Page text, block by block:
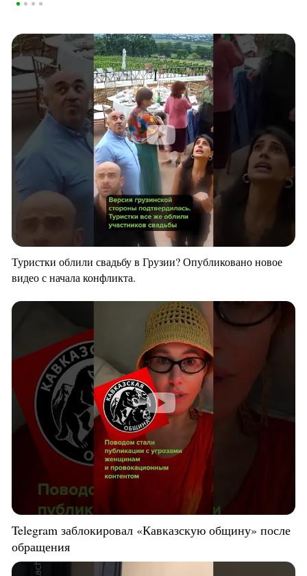
Туристки облили свадьбу в Грузии? Опубликовано новое
видео с начала конфликта.
Telegram заблокировал «Кавказскую общину» после
обращения